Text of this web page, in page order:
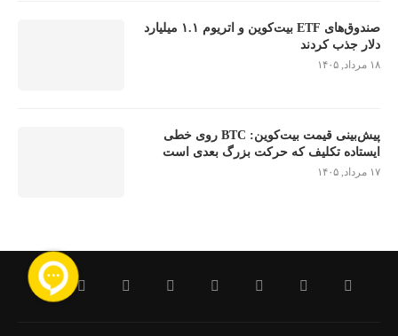
صندوق‌های ETF بیت‌کوین و اتریوم ۱.۱ میلیارد
دلار جذب کردند
۱۸ مرداد, ۱۴۰۵
پیش‌بینی قیمت بیت‌کوین: BTC روی خطی
ایستاده تکلیف که حرکت بزرگ بعدی است
۱۷ مرداد, ۱۴۰۵